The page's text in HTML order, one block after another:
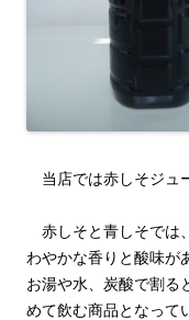
当店では赤しそジュ
赤しそと青しそでは
わやかな香りと酸味が
お湯や水、炭酸で割る
めて飲む商品となって